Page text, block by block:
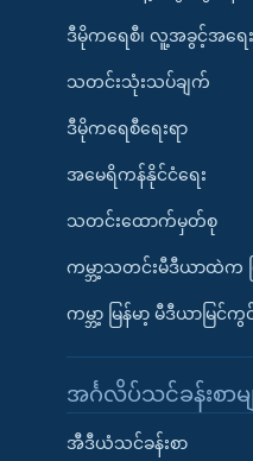
ဒီမိုကရေစီ၊ လူ့အခွင့်အရေး
သတင်းသုံးသပ်ချက်
ဒီမိုကရေစီရေးရာ
အမေရိကန်နိုင်ငံရေး
သတင်းထောက်မှတ်စု
ကမ္ဘာ့သတင်းမီဒီယာထဲက
ကမ္ဘာ့ မြန်မာ့ မီဒီယာမြင်
အင်္ဂလိပ်သင်ခန်းစာမျ
အီဒီယံသင်ခန်းစာ